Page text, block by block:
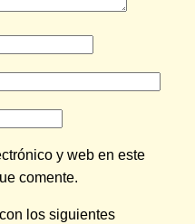
y web en este
comente.
los siguientes